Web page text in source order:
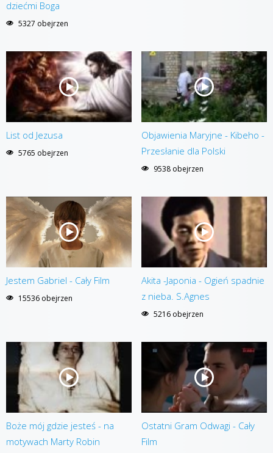
dziećmi Boga
5327 obejrzen
List od Jezusa
5765 obejrzen
Objawienia Maryjne - Kibeho -
Przesłanie dla Polski
9538 obejrzen
Jestem Gabriel - Cały Film
15536 obejrzen
Akita -Japonia - Ogień spadnie
z nieba. S.Agnes
5216 obejrzen
Boże mój gdzie jesteś - na
motywach Marty Robin
Ostatni Gram Odwagi - Cały
Film